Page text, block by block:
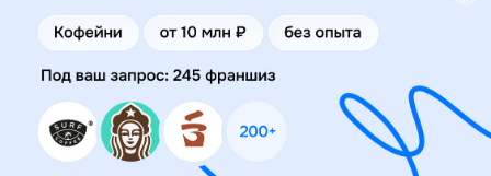
финансовые услуги. Заключение договоров
коммерческой концессии (франчайзинга) осуществляется
правообладателями/их представителями. Бизнесменс.ру
не является посредником или представителем
правообладателя и не несет ответственность за условия
предоставления франшизы и действия лиц,
осуществленные на основании информации, имеющейся